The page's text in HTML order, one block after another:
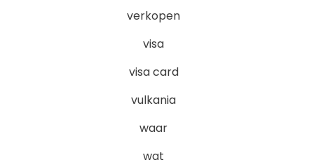
verkopen
visa
visa card
vulkania
waar
wat